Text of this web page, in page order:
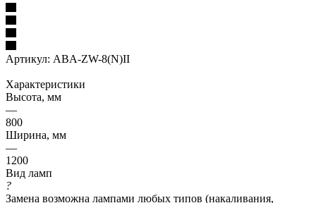
Артикул: ABA-ZW-8(N)II
Характеристики
Высота, мм
—
800
Ширина, мм
—
1200
Вид ламп
?
Замена возможна лампами любых типов (накаливания,